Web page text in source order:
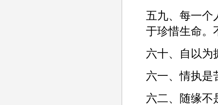
五九、每一个
于珍惜生命。
六十、自以为
六一、情执是
六二、随缘不